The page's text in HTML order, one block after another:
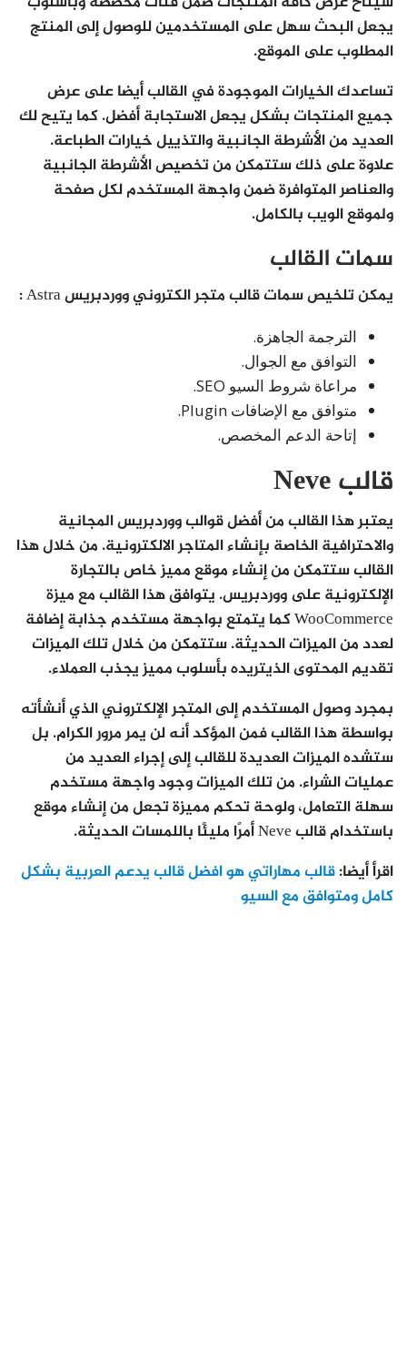
يجعل البحث سهل على المستخدمين للوصول إلى المنتج
المطلوب على الموقع.
تساعدك الخيارات الموجودة في القالب أيضا على عرض
جميع المنتجات بشكل يجعل الاستجابة أفضل. كما يتيح لك
العديد من الأشرطة الجانبية والتذييل خيارات الطباعة.
علاوة على ذلك ستتمكن من تخصيص الأشرطة الجانبية
والعناصر المتوافرة ضمن واجهة المستخدم لكل صفحة
ولموقع الويب بالكامل.
سمات القالب
يمكن تلخيص سمات قالب متجر الكتروني ووردبريس Astra :
الترجمة الجاهزة.
التوافق مع الجوال.
مراعاة شروط السيو SEO.
متوافق مع الإضافات Plugin.
إتاحة الدعم المخصص.
قالب Neve
يعتبر هذا القالب من أفضل قوالب ووردبريس المجانية
والاحترافية الخاصة بإنشاء المتاجر الالكترونية. من خلال هذا
القالب ستتمكن من إنشاء موقع مميز خاص بالتجارة
الإلكترونية على ووردبريس. يتوافق هذا القالب مع ميزة
WooCommerce كما يتمتع بواجهة مستخدم جذابة إضافة
لعدد من الميزات الحديثة. ستتمكن من خلال تلك الميزات
تقديم المحتوى الذيتريده بأسلوب مميز يجذب العملاء.
بمجرد وصول المستخدم إلى المتجر الإلكتروني الذي أنشأته
بواسطة هذا القالب فمن المؤكد أنه لن يمر مرور الكرام. بل
ستشده الميزات العديدة للقالب إلى إجراء العديد من
عمليات الشراء. من تلك الميزات وجود واجهة مستخدم
سهلة التعامل، ولوحة تحكم مميزة تجعل من إنشاء موقع
باستخدام قالب Neve أمرًا مليئًا باللمسات الحديثة.
اقرأ أيضا:قالب مهاراتي هو افضل قالب يدعم العربية بشكل
كامل ومتوافق مع السيو